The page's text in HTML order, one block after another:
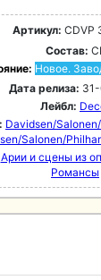
Артикул: CDVP
Состав:
Новое.
Дата релиза:
Лейбл:
Davidsen/
Salonen/
Арии и сцены из
Романсы